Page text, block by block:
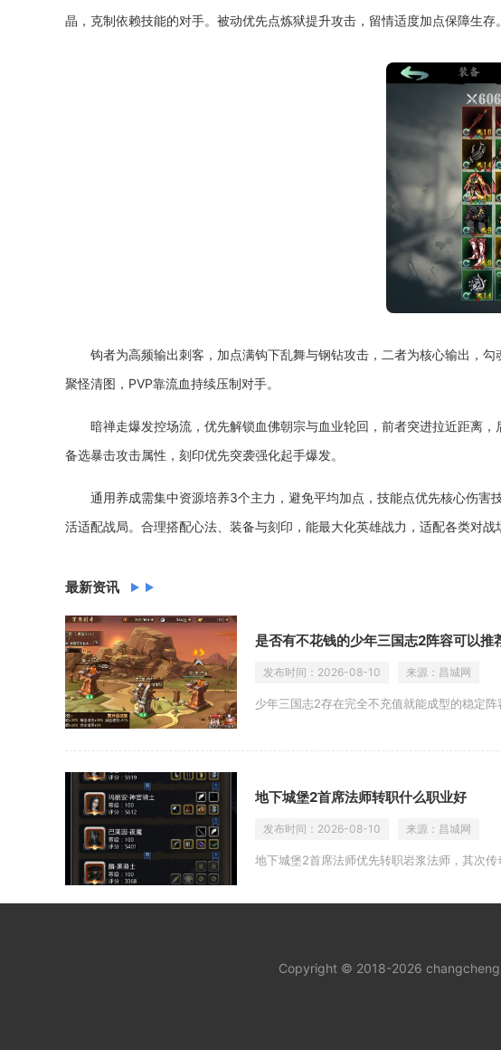
晶，克制依赖技能的对手。被动优先点炼狱提升攻击，留情适度加点保障生存。
钩者为高频输出刺客，加点满钩下乱舞与钢钻攻击，二者为核心输出，
聚怪清图，PVP靠流血持续压制对手。
暗禅走爆发控场流，优先解锁血佛朝宗与血业轮回，前者突进拉近距离
备选暴击攻击属性，刻印优先突袭强化起手爆发。
通用养成需集中资源培养3个主力，避免平均加点，技能点优先核心伤
活适配战局。合理搭配心法、装备与刻印，能最大化英雄战力，适配各类对战
最新资讯
是否有不花钱的少年三国志2阵容可以推
发布时间： 2026-08-10 来源： 昌城网
少年三国志2存在完全不充值就能成型的稳定
地下城堡2首席法师转职什么职业好
发布时间： 2026-08-10 来源： 昌城网
地下城堡2首席法师优先转职岩浆法师，其次
Copyright © 2018-2026